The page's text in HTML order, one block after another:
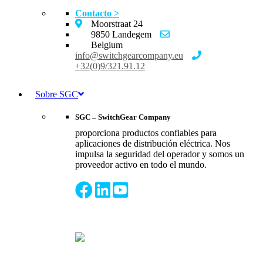
Contacto >
Moorstraat 24
9850 Landegem
Belgium
info@switchgearcompany.eu
+32(0)9/321.91.12
Sobre SGC
SGC – SwitchGear Company
proporciona productos confiables para
aplicaciones de distribución eléctrica. Nos
impulsa la seguridad del operador y somos un
proveedor activo en todo el mundo.